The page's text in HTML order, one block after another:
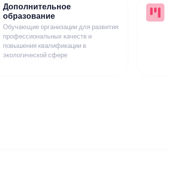
Дополнительное
образование
Обучающие организации для развития
профессиональных качеств и
повышения квалификации в
экологической сфере